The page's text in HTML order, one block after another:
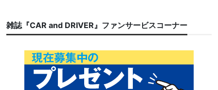
雑誌『CAR and DRIVER』ファンサービスコーナー